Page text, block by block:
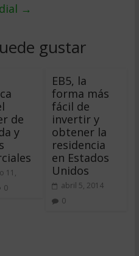
→
gustar
de
y
11,
0
EB5, la
forma más
fácil de
invertir y
obtener la
residencia
en Estados
Unidos
abril 5, 2014
0